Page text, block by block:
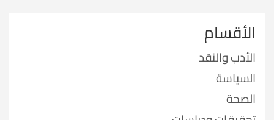
الأقسام
الأدب والنقد
السياسة
الصحة